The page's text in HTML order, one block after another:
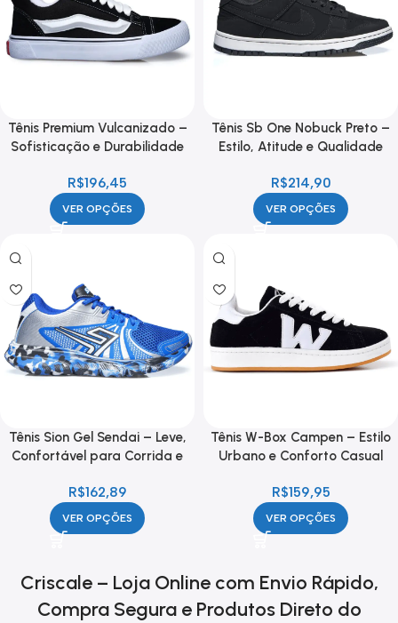
Tênis Premium Vulcanizado –
Sofisticação e Durabilidade
R$196,45
VER OPÇÕES
Tênis Sb One Nobuck Preto –
Estilo, Atitude e Qualidade
R$214,90
VER OPÇÕES
Tênis Sion Gel Sendai – Leve,
Confortável para Corrida e
R$162,89
VER OPÇÕES
Tênis W-Box Campen – Estilo
Urbano e Conforto Casual
R$159,95
VER OPÇÕES
Criscale – Loja Online com Envio Rápido,
Compra Segura e Produtos Direto do